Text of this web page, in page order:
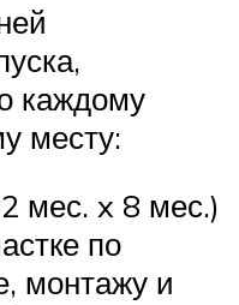
каждому
месту:
мес. x 8 мес.)
по
монтажу и